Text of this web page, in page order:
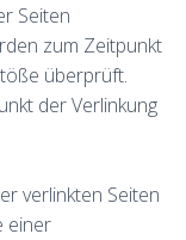
Seiten
zum Zeitpunkt
überprüft.
der Verlinkung
verlinkten Seiten
einer